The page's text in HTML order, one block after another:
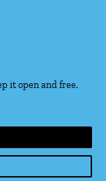
it open and free.